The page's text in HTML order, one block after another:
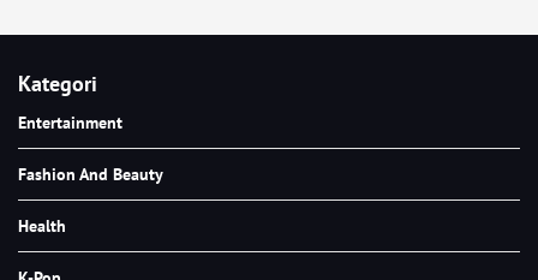
Kategori
Entertainment
Fashion And Beauty
Health